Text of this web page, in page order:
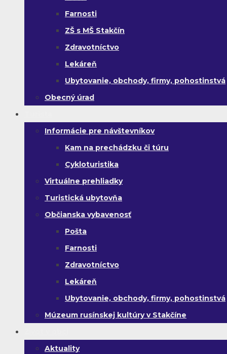
Farnosti
ZŠ s MŠ Stakčín
Zdravotníctvo
Lekáreň
Ubytovanie, obchody, firmy, pohostinstvá
Obecný úrad
Informácie pre návštevníkov
Kam na prechádzku či túru
Cykloturistika
Virtuálne prehliadky
Turistická ubytovňa
Občianska vybavenosť
Pošta
Farnosti
Zdravotníctvo
Lekáreň
Ubytovanie, obchody, firmy, pohostinstvá
Múzeum rusínskej kultúry v Stakčíne
Aktuality